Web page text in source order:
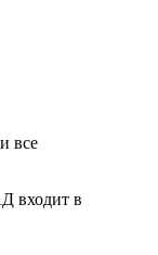
все
входит в